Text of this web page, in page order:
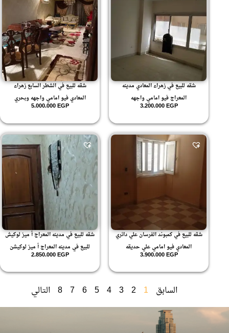
شقه للبيع في زهراء المعادي مدينه
المعراج فيو امامي واجهه
3.200.000EGP
شقه للبيع في الشطر السابع زهراء
المعادي فيو امامي واجهه وبحري
5.000.000EGP
شقه للبيع في كمبوند الفرسان علي دائري
المعادي فيو امامي علي حديقه
3.900.000EGP
شقه للبيع في مدينه المعراج أ ميز لوكيش
للبيع في مدينه المعراج أ ميز لوكيشن
2.850.000EGP
السابق التالي